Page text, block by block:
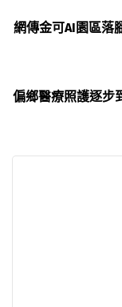
網傳金可AI園區落
偏鄉醫療照護逐